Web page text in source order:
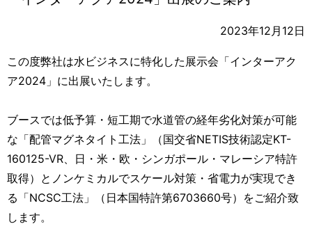
スケール対策
排水汚泥削減
洗浄力向上
2023年12月12日
この度弊社は水ビジネスに特化した展示会「インターアク
ア2024」に出展いたします。
ブースでは低予算・短工期で水道管の経年劣化対策が可能
な「配管マグネタイト工法」（国交省NETIS技術認定KT-
160125-VR、日・米・欧・シンガポール・マレーシア特許
取得）とノンケミカルでスケール対策・省電力が実現でき
る「NCSC工法」（日本国特許第6703660号）をご紹介致
します。